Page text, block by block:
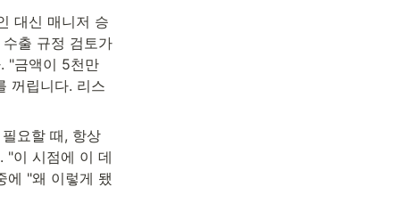
대신 매니저 승
출 규정 검토가
"금액이 5천만
꺼립니다. 리스
요할 때, 항상
"이 시점에 이 데
에 "왜 이렇게 됐